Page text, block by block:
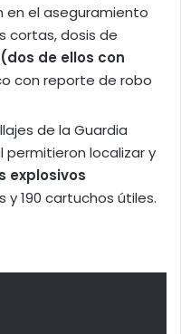
en el aseguramiento
cortas, dosis de
(dos de ellos con
con reporte de robo
de la Guardia
permitieron localizar y
explosivos
y 190 cartuchos útiles.